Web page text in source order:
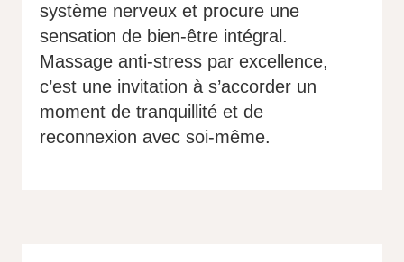
système nerveux et procure une
sensation de bien-être intégral.
Massage anti-stress par excellence,
c’est une invitation à s’accorder un
moment de tranquillité et de
reconnexion avec soi-même.